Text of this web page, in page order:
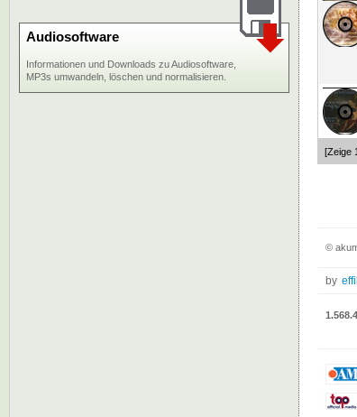
[Zeige
Audiosoftware
Informationen und Downloads zu Audiosoftware,
MP3s umwandeln, löschen und normalisieren.
©
by